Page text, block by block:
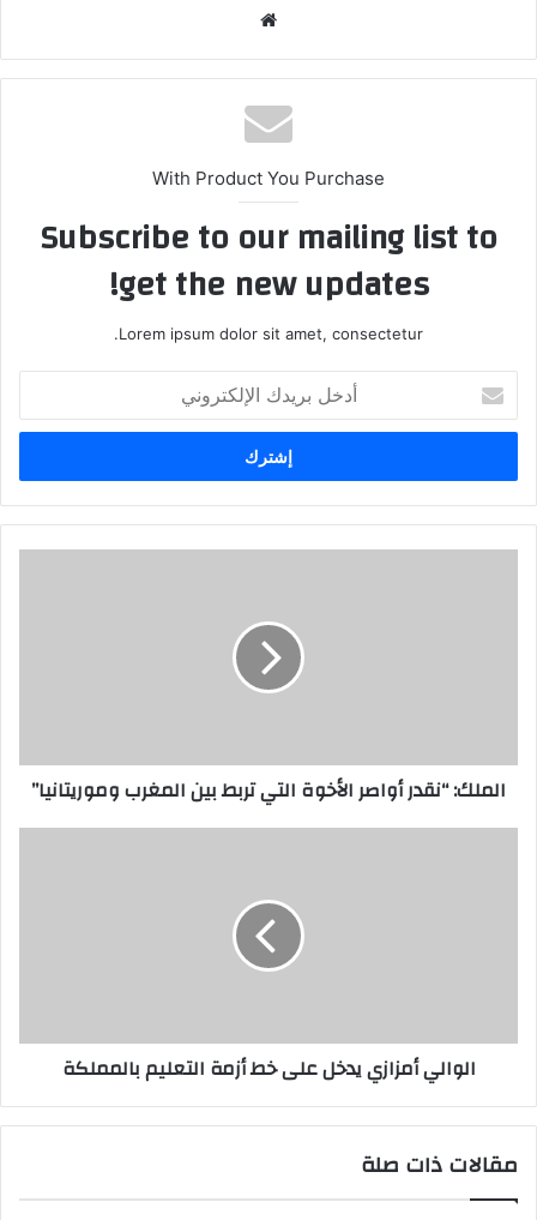
With Product You Purchase
Subscribe to our mailing list to
get the new updates!
Lorem ipsum dolor sit amet, consectetur.
بريدك
الإلكتروني
الملك: “نقدر أواصر الأخوة التي تربط بين المغرب وموريتانيا”
الوالي أمزازي يدخل على خط أزمة التعليم بالمملكة
مقالات ذات صلة